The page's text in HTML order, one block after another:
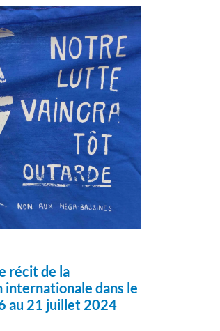
récit de la
internationale dans le
au 21 juillet 2024